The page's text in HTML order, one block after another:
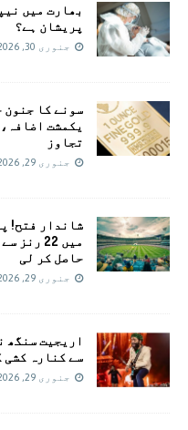
بھارت میں
پریشان ہے؟
جنوری 30, 2026
تجاوز
جنوری 29, 2026
حاصل کر لی
جنوری 29, 2026
اریجیت سنگھ
سے کنارہ کشی
جنوری 29, 2026